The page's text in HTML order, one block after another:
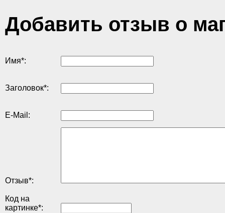
Добавить отзыв о
Имя*:
Заголовок*:
E-Mail:
Отзыв*:
Код на
картинке*: